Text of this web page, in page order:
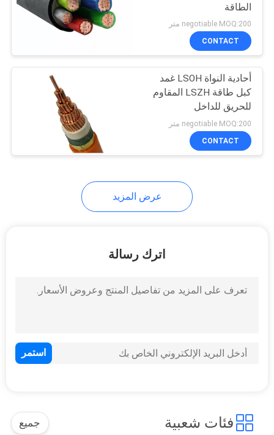
الطاقة
negotiable MOQ:200 متر
CONTACT
أحادية النواة LSOH غمد
كبل طاقة LSZH المقاوم
للحريق للداخل
negotiable MOQ:200 متر
CONTACT
عرض المزيد
اترك رسالة
فئات شعبية جميع